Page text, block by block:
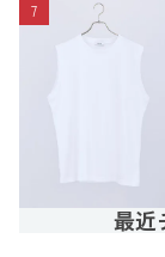
7
最近